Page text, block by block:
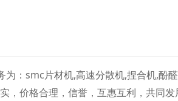
：smc片材机,高速分散机,捏合机,酚
，价格合理，信誉，互惠互利，共同